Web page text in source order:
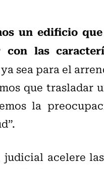
un edificio
las
sea para el
que trasladar
la
judicial acelere